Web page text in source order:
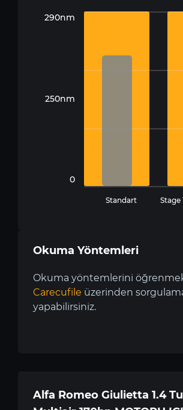
290nm
250nm
0
Standart Stage
Okuma Yöntemleri
Okuma yöntemlerini
Carecufile üzerinden
yapabilirsiniz.
Alfa Romeo Giulietta 1.4